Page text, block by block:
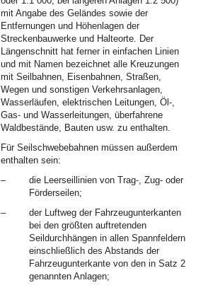
mit Angabe des Geländes sowie der
Entfernungen und Höhenlagen der
Streckenbauwerke und Halteorte. Der
Längenschnitt hat ferner in einfachen Linien
und mit Namen bezeichnet alle Kreuzungen
mit Seilbahnen, Eisenbahnen, Straßen,
Wegen und sonstigen Verkehrsanlagen,
Wasserläufen, elektrischen Leitungen, Öl-,
Gas- und Wasserleitungen, überfahrene
Waldbestände, Bauten usw. zu enthalten.
Für Seilschwebebahnen müssen außerdem
enthalten sein:
–
die Leerseillinien von Trag-, Zug- oder
Förderseilen;
–
der Luftweg der Fahrzeugunterkanten
bei den größten auftretenden
Seildurchhängen in allen Spannfeldern
einschließlich des Abstands der
Fahrzeugunterkante von den in Satz 2
genannten Anlagen;